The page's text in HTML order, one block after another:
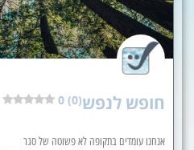
חופש לנפש0 (0)
אנחנו עומדים בתקופה לא פשוטה של סגר